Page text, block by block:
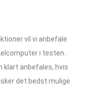
vil vi anbefale
i testen.
klart anbefales, hvis
det bedst mulige